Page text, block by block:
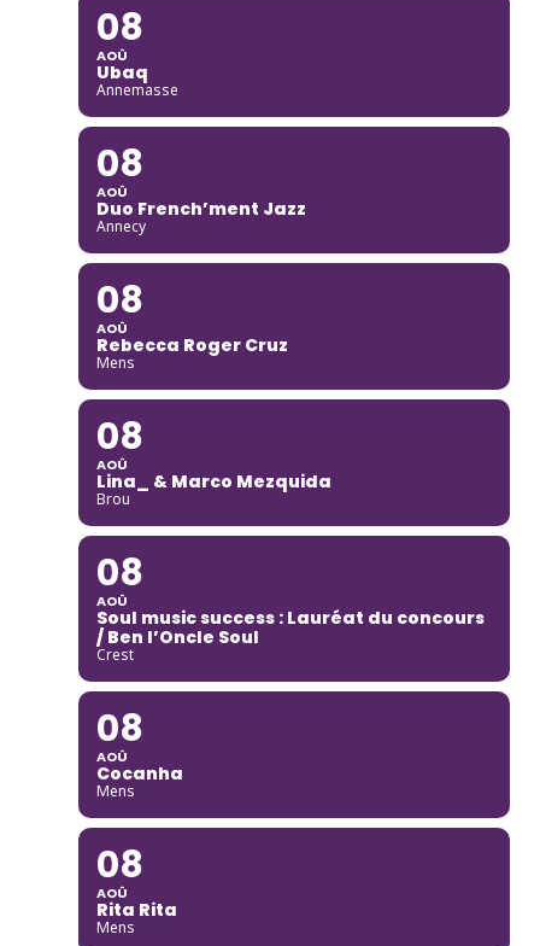
08
AOÛ
Ubaq
Annemasse
08
AOÛ
Duo French’ment Jazz
Annecy
08
AOÛ
Rebecca Roger Cruz
Mens
08
AOÛ
Lina_ & Marco Mezquida
Brou
08
AOÛ
Soul music success : Lauréat du concours
/ Ben l’Oncle Soul
Crest
08
AOÛ
Cocanha
Mens
08
AOÛ
Rita Rita
Mens